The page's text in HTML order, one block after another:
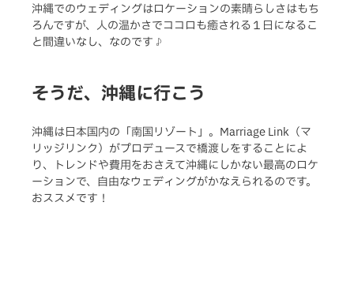
沖縄でのウェディングはロケーションの素晴らしさはもち
ろんですが、人の温かさでココロも癒される１日になるこ
と間違いなし、なのです♪
そうだ、沖縄に行こう
沖縄は日本国内の「南国リゾート」。Marriage Link（マ
リッジリンク）がプロデュースで橋渡しをすることによ
り、トレンドや費用をおさえて沖縄にしかない最高のロケ
ーションで、自由なウェディングがかなえられるのです。
おススメです！